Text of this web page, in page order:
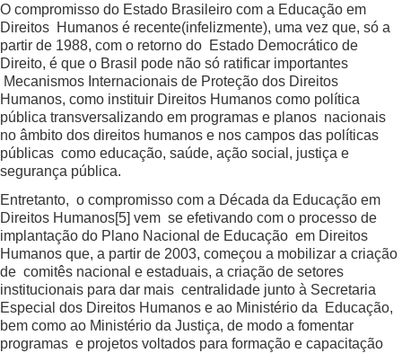
O compromisso do Estado Brasileiro com a Educação em
Direitos Humanos é recente(infelizmente), uma vez que, só a
partir de 1988, com o retorno do Estado Democrático de
Direito, é que o Brasil pode não só ratificar importantes
Mecanismos Internacionais de Proteção dos Direitos
Humanos, como instituir Direitos Humanos como política
pública transversalizando em programas e planos nacionais
no âmbito dos direitos humanos e nos campos das políticas
públicas como educação, saúde, ação social, justiça e
segurança pública.
Entretanto, o compromisso com a Década da Educação em
Direitos Humanos[5] vem se efetivando com o processo de
implantação do Plano Nacional de Educação em Direitos
Humanos que, a partir de 2003, começou a mobilizar a criação
de comitês nacional e estaduais, a criação de setores
institucionais para dar mais centralidade junto à Secretaria
Especial dos Direitos Humanos e ao Ministério da Educação,
bem como ao Ministério da Justiça, de modo a fomentar
programas e projetos voltados para formação e capacitação